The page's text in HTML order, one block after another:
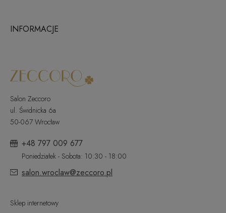
INFORMACJE
Salon Zeccoro
ul. Świdnicka 6a
50-067 Wrocław
+48 797 009 677
Poniedziałek - Sobota: 10:30 - 18:00
salon.wroclaw@zeccoro.pl
Sklep internetowy